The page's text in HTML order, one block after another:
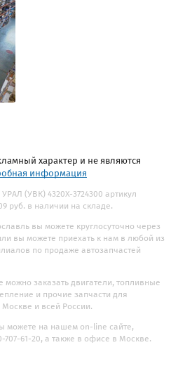
характер и не являются
информация
(УВК) 4320Х-3724300 артикул
руб. в наличии на складе.
вы можете круглосуточно через
вы можете приехать к нам в любой из
по продаже автозапчастей
можно заказать двигатели, топливные
и прочие запчасти для
Москве и всей России.
можете на нашем on-line сайте,
61-20, а также в офисе в Москве.